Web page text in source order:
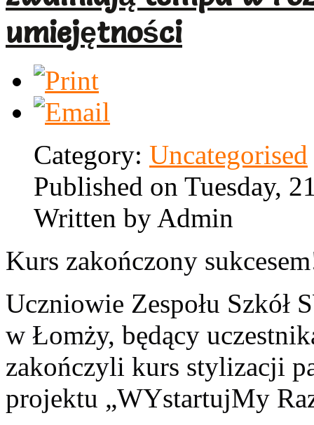
umiejętności
Category: Uncategorised
Published on Tuesday,
Written by Admin
Kurs zakończony
Uczniowie Zespołu Szkół
w Łomży, będący
zakończyli kurs stylizacji
projektu „WYstartujMy